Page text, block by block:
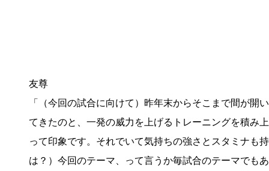
友尊
「（今回の試合に向けて）昨年末からそこまで間が
てきたのと、一発の威力を上げるトレーニングを積み
って印象です。それでいて気持ちの強さとスタミナも
は？）今回のテーマ、って言うか毎試合のテーマでも